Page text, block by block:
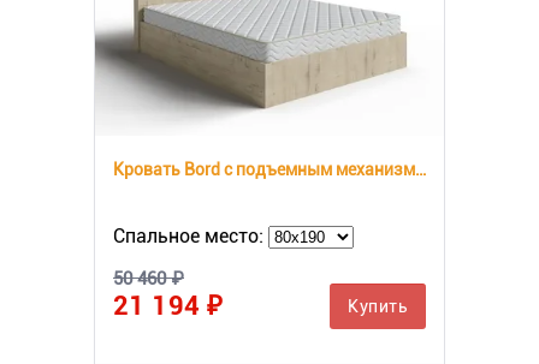
Кровать Bord с подъемным механизмом
Спальное место:
50 460 ₽
21 194 ₽ Купить